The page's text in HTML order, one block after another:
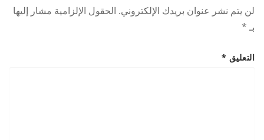
لن يتم نشر عنوان بريدك الإلكتروني. الحقول الإلزامية مشار إليها
بـ*
التعليق *